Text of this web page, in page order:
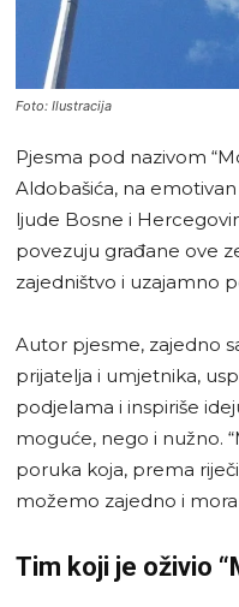
Foto: Ilustracija
Pjesma pod nazivom
Aldobašića, na
ljude Bosne i
povezuju građane ove
zajedništvo i uzajamno
Autor pjesme, zajedno
prijatelja i umjetnika,
podjelama i inspiriše
moguće, nego i nužno.
poruka koja, prema
možemo zajedno i
Tim koji je oživio